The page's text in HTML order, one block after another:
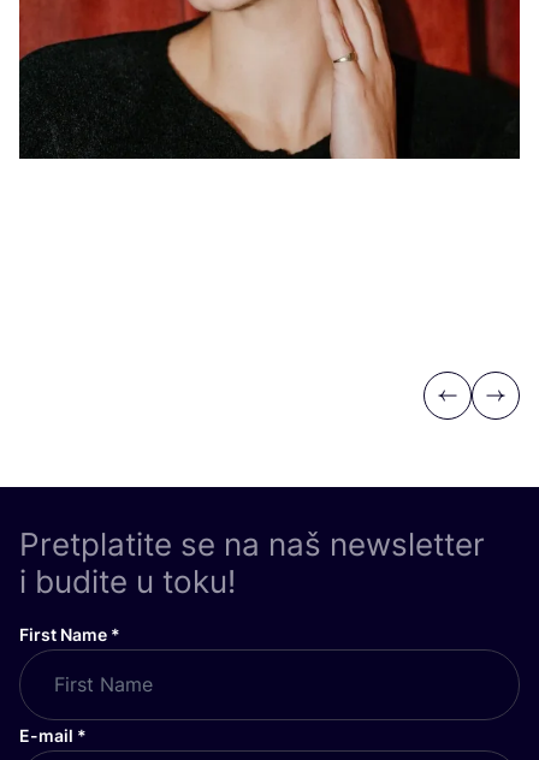
Previous
Next
Pretplatite se na naš newsletter
i budite u toku!
First Name *
E-mail *